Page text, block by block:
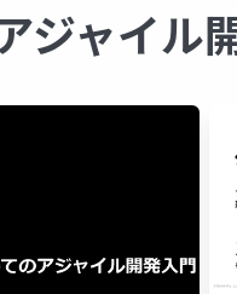
ジャイル